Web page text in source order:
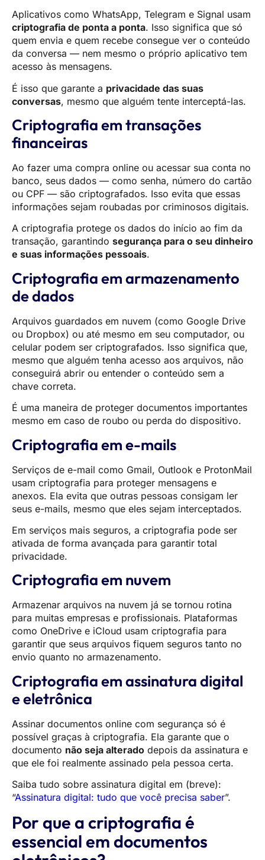
Aplicativos como WhatsApp, Telegram e Signal usam
criptografia de ponta a ponta. Isso significa que só
quem envia e quem recebe consegue ver o conteúdo
da conversa — nem mesmo o próprio aplicativo tem
acesso às mensagens.
É isso que garante a privacidade das suas
conversas, mesmo que alguém tente interceptá-las.
Criptografia em transações
financeiras
Ao fazer uma compra online ou acessar sua conta no
banco, seus dados — como senha, número do cartão
ou CPF — são criptografados. Isso evita que essas
informações sejam roubadas por criminosos digitais.
A criptografia protege os dados do início ao fim da
transação, garantindo segurança para o seu dinheiro
e suas informações pessoais.
Criptografia em armazenamento
de dados
Arquivos guardados em nuvem (como Google Drive
ou Dropbox) ou até mesmo em seu computador, ou
celular podem ser criptografados. Isso significa que,
mesmo que alguém tenha acesso aos arquivos, não
conseguirá abrir ou entender o conteúdo sem a
chave correta.
É uma maneira de proteger documentos importantes
mesmo em caso de roubo ou perda do dispositivo.
Criptografia em e-mails
Serviços de e-mail como Gmail, Outlook e ProtonMail
usam criptografia para proteger mensagens e
anexos. Ela evita que outras pessoas consigam ler
seus e-mails, mesmo que eles sejam interceptados.
Em serviços mais seguros, a criptografia pode ser
ativada de forma avançada para garantir total
privacidade.
Criptografia em nuvem
Armazenar arquivos na nuvem já se tornou rotina
para muitas empresas e profissionais. Plataformas
como OneDrive e iCloud usam criptografia para
garantir que seus arquivos fiquem seguros tanto no
envio quanto no armazenamento.
Criptografia em assinatura digital
e eletrônica
Assinar documentos online com segurança só é
possível graças à criptografia. Ela garante que o
documento não seja alterado depois da assinatura e
que ele foi realmente assinado pela pessoa certa.
Saiba tudo sobre assinatura digital em (breve):
“Assinatura digital: tudo que você precisa saber”.
Por que a criptografia é
essencial em documentos